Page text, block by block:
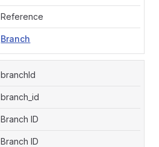
Reference
Branch
branchId
branch_id
Branch ID
Branch ID